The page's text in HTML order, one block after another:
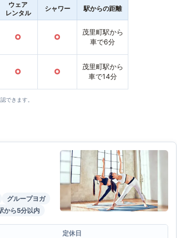
ウェア
レンタル
シャワー 駅からの距離
○ ○
茂里町駅から
車で6分
○ ○
茂里町駅から
車で14分
できます。
グループヨガ
から5分以内
定休日